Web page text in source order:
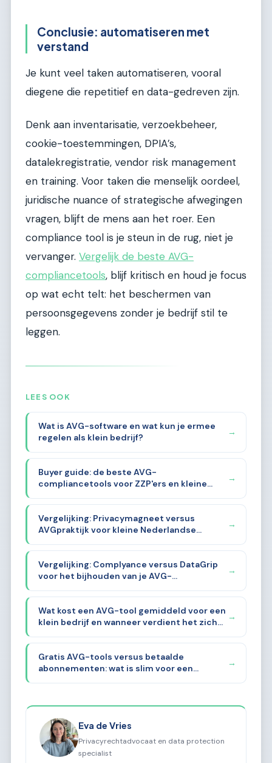
Conclusie: automatiseren met
verstand
Je kunt veel taken automatiseren, vooral
diegene die repetitief en data-gedreven zijn.
Denk aan inventarisatie, verzoekbeheer,
cookie-toestemmingen, DPIA’s,
datalekregistratie, vendor risk management
en training. Voor taken die menselijk oordeel,
juridische nuance of strategische afwegingen
vragen, blijft de mens aan het roer. Een
compliance tool is je steun in de rug, niet je
vervanger. Vergelijk de beste AVG-
compliancetools, blijf kritisch en houd je focus
op wat echt telt: het beschermen van
persoonsgegevens zonder je bedrijf stil te
leggen.
LEES OOK
Wat is AVG-software en wat kun je ermee
regelen als klein bedrijf?
→
Buyer guide: de beste AVG-
compliancetools voor ZZP'ers en kleine
→
Vergelijking: Privacymagneet versus
AVGpraktijk voor kleine Nederlandse
→
Vergelijking: Complyance versus DataGrip
voor het bijhouden van je AVG-
→
Wat kost een AVG-tool gemiddeld voor een
klein bedrijf en wanneer verdient het zich
→
Gratis AVG-tools versus betaalde
abonnementen: wat is slim voor een
→
Eva de Vries
Privacyrechtadvocaat en data protection
specialist